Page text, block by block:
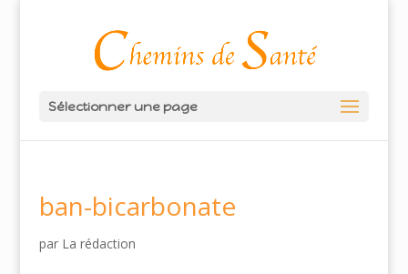
Sélectionner une page
ban-bicarbonate
par La rédaction